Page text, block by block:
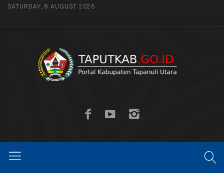
SATURDAY, 8 AUGUST 2026